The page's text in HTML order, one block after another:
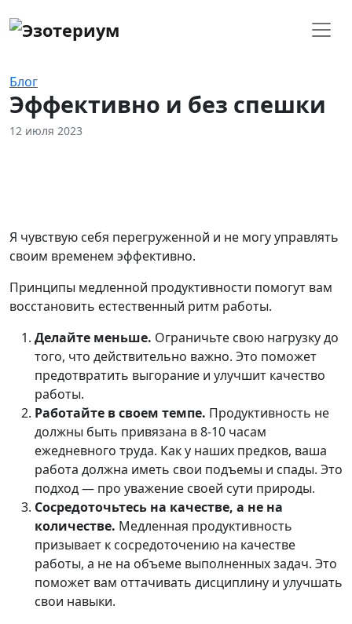
Блог
Эффективно и без спешки
12 июля 2023
Я чувствую себя перегруженной и не могу управлять
своим временем эффективно.
Принципы медленной продуктивности помогут вам
восстановить естественный ритм работы.
Делайте меньше. Ограничьте свою нагрузку до
того, что действительно важно. Это поможет
предотвратить выгорание и улучшит качество
работы.
Работайте в своем темпе. Продуктивность не
должны быть привязана в 8-10 часам
ежедневного труда. Как у наших предков, ваша
работа должна иметь свои подъемы и спады. Это
подход — про уважение своей сути природы.
Сосредоточьтесь на качестве, а не на
количестве. Медленная продуктивность
призывает к сосредоточению на качестве
работы, а не на объеме выполненных задач. Это
поможет вам оттачивать дисциплину и улучшать
свои навыки.